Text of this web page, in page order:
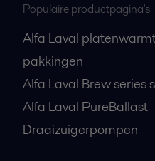
Populaire productpagina's
Alfa Laval
pakkingen
Alfa Laval Brew series
Alfa Laval PureBallast
Draaizuigerpompen